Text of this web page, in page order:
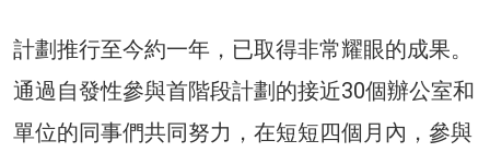
計劃推行至今約一年，已取得非常耀眼的成果。
通過自發性參與首階段計劃的接近30個辦公室和
單位的同事們共同努力，在短短四個月內，參與